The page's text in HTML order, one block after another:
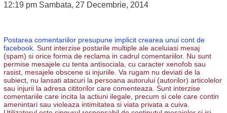
12:19 pm Sambata, 27 Decembrie, 2014
Postarea comentariilor presupune implicit crearea unui cont de
facebook. Sunt interzise postarile multiple ale aceluiasi mesaj
(spam) si orice forma de reclama in cadrul comentariilor. Nu sunt
permise mesajele cu tenta antisociala, cu caracter xenofob sau
rasist, mesajele obscene si injuriile. Va rugam nu deviati de la
subiect, nu lansati atacuri la persoana autorului (autorilor) articolelor
sau injurii la adresa cititorilor care comenteaza. Sunt interzise
comentariile care incita la actiuni ilegale, precum si cele care contin
amenintari sau violeaza intimitatea si viata privata a cuiva.